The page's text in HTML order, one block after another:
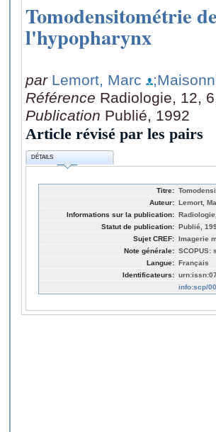
Tomodensitométrie
l'hypopharynx
par Lemort, Marc
Référence Radiologie, 12,
Publication Publié, 1992
Article révisé par les pairs
DÉTAILS
Titre:
Auteur: Lemort,
Informations sur la publication:
Statut de publication: Publié,
Sujet CREF: Imagerie
Note générale: SCOPUS:
Langue: Français
Identificateurs:
info:scp/